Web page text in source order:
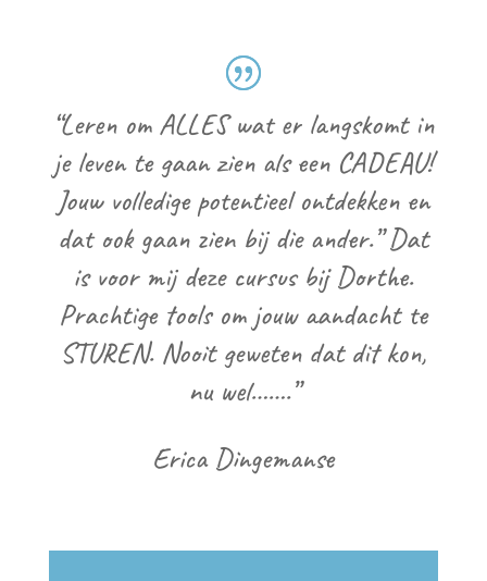
“Leren om ALLES wat er langskomt in
je leven te gaan zien als een CADEAU!
Jouw volledige potentieel ontdekken en
dat ook gaan zien bij die ander.” Dat
is voor mij deze cursus bij Dorthe.
Prachtige tools om jouw aandacht te
STUREN. Nooit geweten dat dit kon,
nu wel…….”
Erica Dingemanse